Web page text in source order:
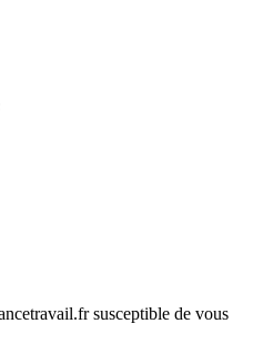
susceptible de vous